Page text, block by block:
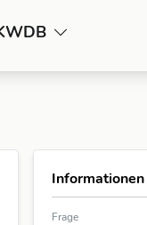
Informationen
Frage